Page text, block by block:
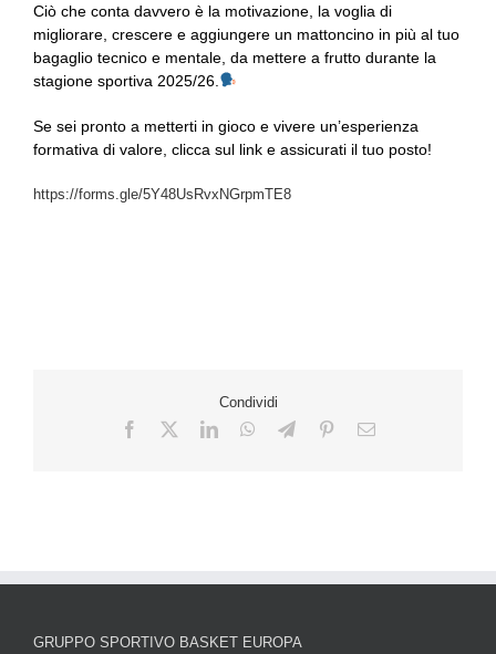
Ciò che conta davvero è la motivazione, la voglia di
migliorare, crescere e aggiungere un mattoncino in più al tuo
bagaglio tecnico e mentale, da mettere a frutto durante la
stagione sportiva 2025/26.
Se sei pronto a metterti in gioco e vivere un’esperienza
formativa di valore, clicca sul link e assicurati il tuo posto!
https://forms.gle/5Y48UsRvxNGrpmTE8
Condividi
GRUPPO SPORTIVO BASKET EUROPA